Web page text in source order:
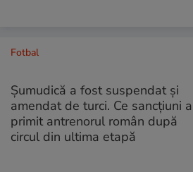
Fotbal
Șumudică a fost suspendat și
amendat de turci. Ce sancțiuni a
primit antrenorul român după
circul din ultima etapă